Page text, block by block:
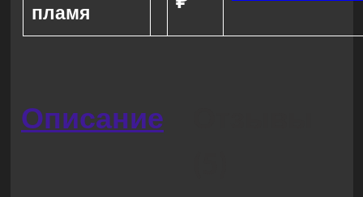
пламя
Описание